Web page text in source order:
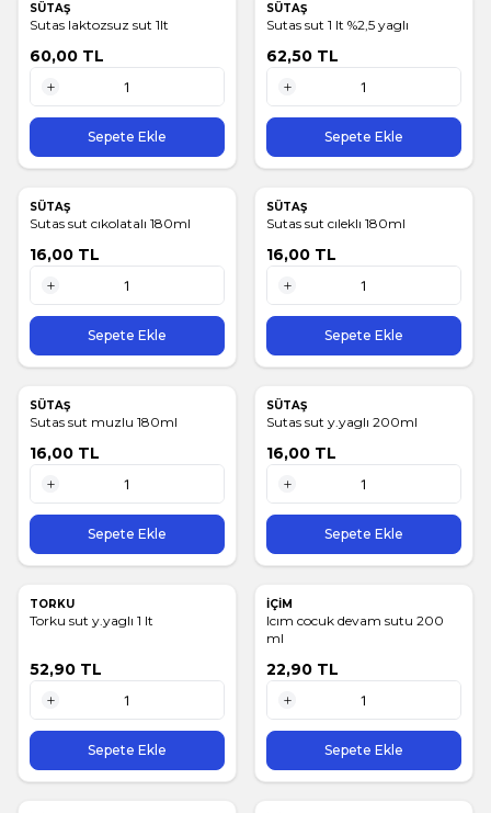
SÜTAŞ
Sutas laktozsuz sut 1lt
60,00 TL
1 Adet
Sepete Ekle
SÜTAŞ
Sutas sut 1 lt %2,5 yaglı
62,50 TL
1 Adet
Sepete Ekle
SÜTAŞ
Sutas sut cıkolatalı 180ml
16,00 TL
1 Adet
Sepete Ekle
SÜTAŞ
Sutas sut cıleklı 180ml
16,00 TL
1 Adet
Sepete Ekle
SÜTAŞ
Sutas sut muzlu 180ml
16,00 TL
1 Adet
Sepete Ekle
SÜTAŞ
Sutas sut y.yaglı 200ml
16,00 TL
1 Adet
Sepete Ekle
TORKU
Torku sut y.yaglı 1 lt
52,90 TL
1 Adet
Sepete Ekle
İÇİM
Icım cocuk devam sutu 200
ml
22,90 TL
1 Adet
Sepete Ekle